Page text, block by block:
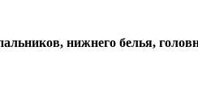
нижнего белья,